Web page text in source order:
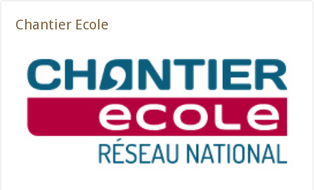
Chantier Ecole